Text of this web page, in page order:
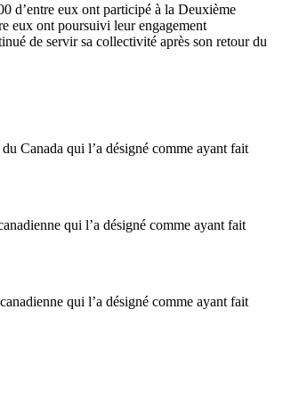
d’entre eux ont participé à la Deuxième
eux ont poursuivi leur engagement
de servir sa collectivité après son retour du
Canada qui l’a désigné comme ayant fait
qui l’a désigné comme ayant fait
qui l’a désigné comme ayant fait